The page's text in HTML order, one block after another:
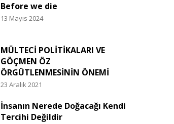
Before we die
13 Mayıs 2024
MÜLTECİ POLİTİKALARI VE
GÖÇMEN ÖZ
ÖRGÜTLENMESİNİN ÖNEMİ
23 Aralık 2021
İnsanın Nerede Doğacağı Kendi
Tercihi Değildir